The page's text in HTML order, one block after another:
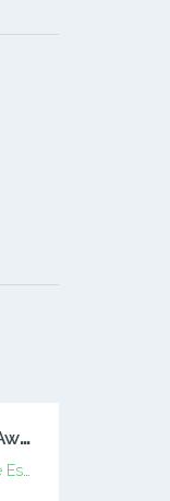
T
errain A vendre Awaïe Escalier